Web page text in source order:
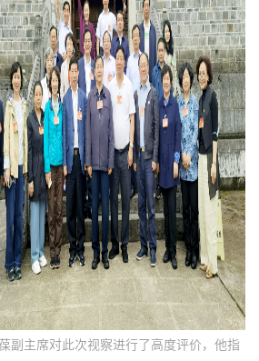
主席对此次视察进行了高度评价，他指